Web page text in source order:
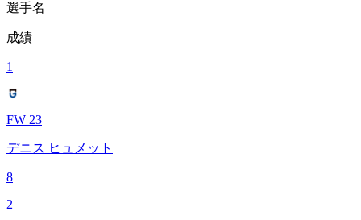
選手名
成績
1
FW 23
デニス ヒュメット
8
2